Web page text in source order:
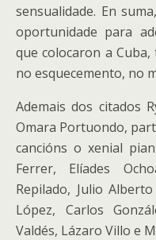
sensualidade. En
oportunidade para
que colocaron a
no esquecemento, no
Ademais dos citados
Omara Portuondo,
cancións o xenial
Ferrer, Elíades
Repilado, Julio
López, Carlos
Valdés, Lázaro Villo e